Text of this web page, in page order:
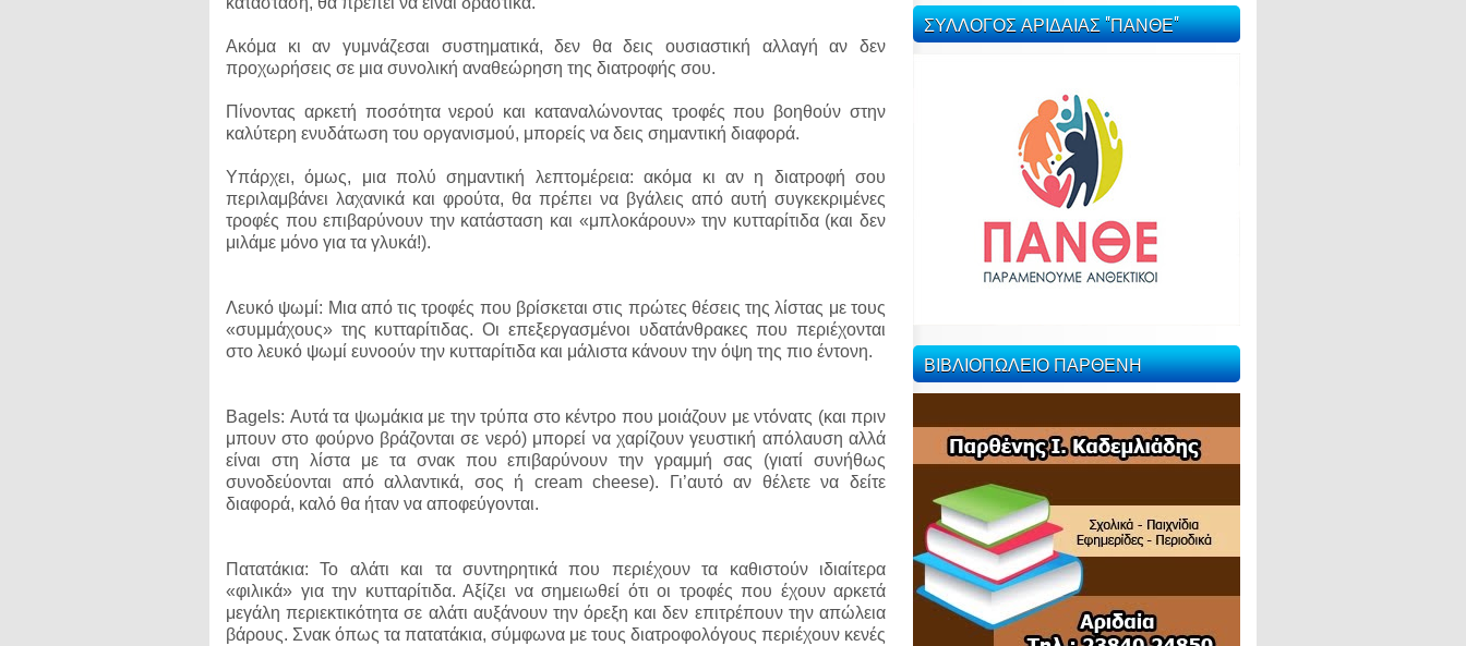
Ακόμα κι αν γυμνάζεσαι συστηματικά, δεν θα δεις ουσιαστική αλλαγή αν δεν
προχωρήσεις σε μια συνολική αναθεώρηση της διατροφής σου.
Πίνοντας αρκετή ποσότητα νερού και καταναλώνοντας τροφές που βοηθούν στην
καλύτερη ενυδάτωση του οργανισμού, μπορείς να δεις σημαντική διαφορά.
Υπάρχει, όμως, μια πολύ σημαντική λεπτομέρεια: ακόμα κι αν η διατροφή σου
περιλαμβάνει λαχανικά και φρούτα, θα πρέπει να βγάλεις από αυτή συγκεκριμένες
τροφές που επιβαρύνουν την κατάσταση και «μπλοκάρουν» την κυτταρίτιδα (και δεν
μιλάμε μόνο για τα γλυκά!).
Λευκό ψωμί: Μια από τις τροφές που βρίσκεται στις πρώτες θέσεις της λίστας με τους
«συμμάχους» της κυτταρίτιδας. Οι επεξεργασμένοι υδατάνθρακες που περιέχονται
στο λευκό ψωμί ευνοούν την κυτταρίτιδα και μάλιστα κάνουν την όψη της πιο έντονη.
Bagels: Αυτά τα ψωμάκια με την τρύπα στο κέντρο που μοιάζουν με ντόνατς (και πριν
μπουν στο φούρνο βράζονται σε νερό) μπορεί να χαρίζουν γευστική απόλαυση αλλά
είναι στη λίστα με τα σνακ που επιβαρύνουν την γραμμή σας (γιατί συνήθως
συνοδεύονται από αλλαντικά, σος ή cream cheese). Γι’αυτό αν θέλετε να δείτε
διαφορά, καλό θα ήταν να αποφεύγονται.
Πατατάκια: Το αλάτι και τα συντηρητικά που περιέχουν τα καθιστούν ιδιαίτερα
«φιλικά» για την κυτταρίτιδα. Αξίζει να σημειωθεί ότι οι τροφές που έχουν αρκετά
μεγάλη περιεκτικότητα σε αλάτι αυξάνουν την όρεξη και δεν επιτρέπουν την απώλεια
βάρους. Σνακ όπως τα πατατάκια, σύμφωνα με τους διατροφολόγους περιέχουν κενές
ΣΥΛΛΟΓΟΣ ΑΡΙΔΑΙΑΣ "ΠΑΝΘΕ"
ΒΙΒΛΙΟΠΩΛΕΙΟ ΠΑΡΘΕΝΗ